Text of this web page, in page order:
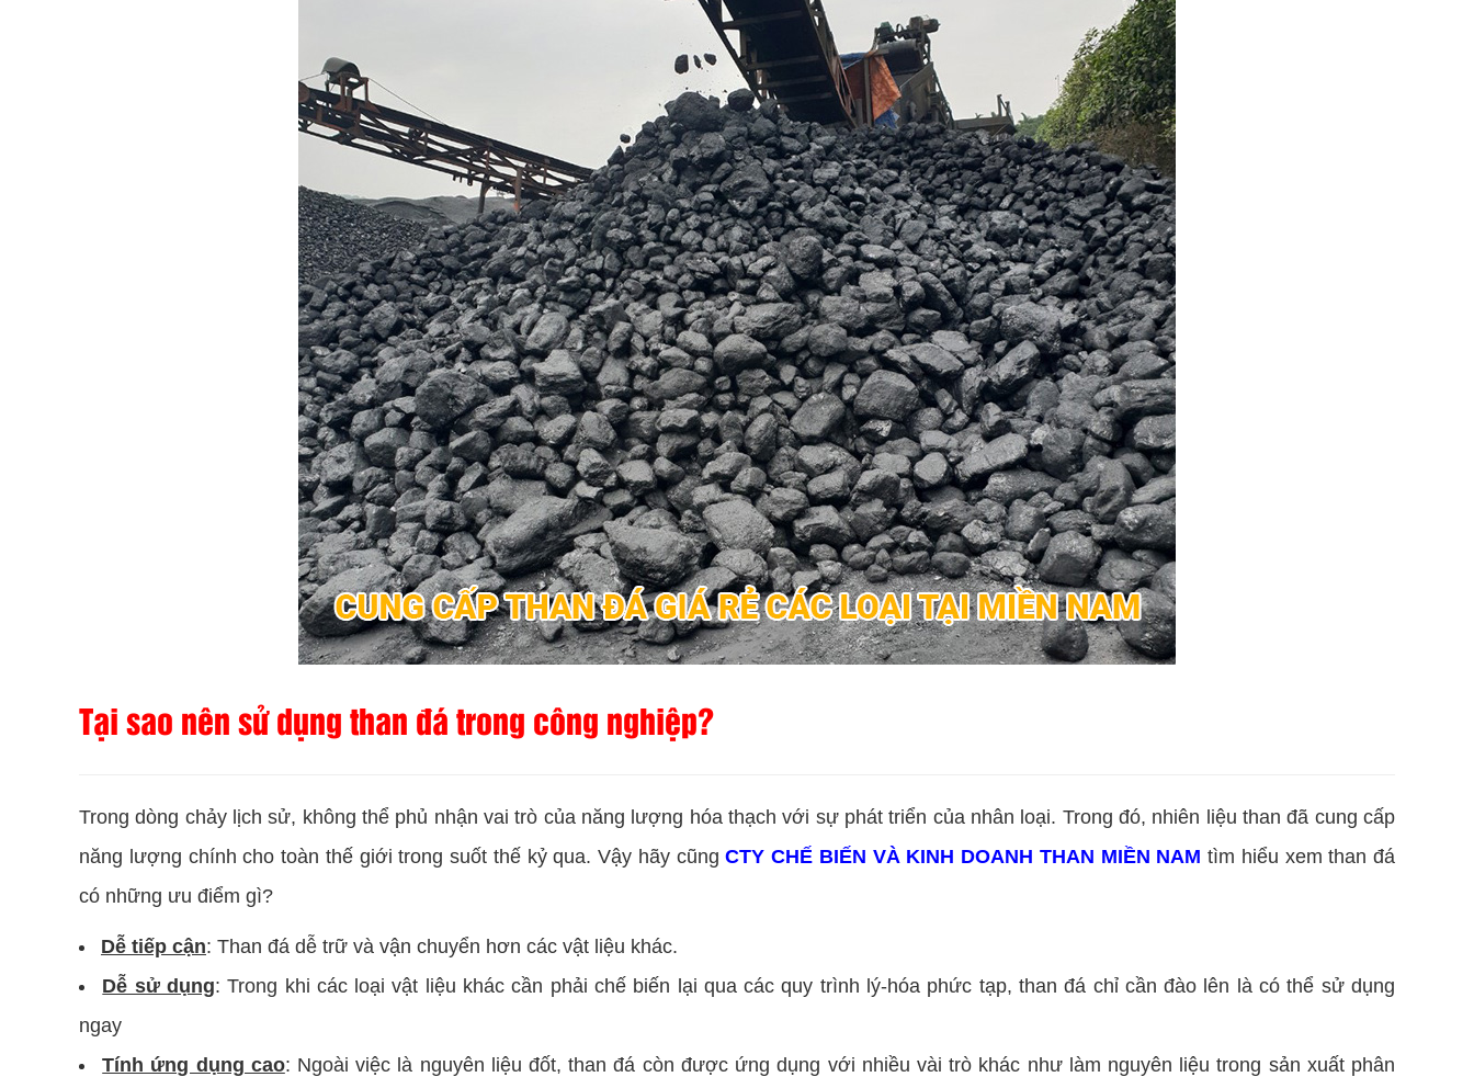
Tại sao nên sử dụng than đá trong công nghiệp?
Trong dòng chảy lịch sử, không thể phủ nhận vai trò của năng lượng hóa thạch với sự phát triển của nhân loại. Trong đó, nhiên liệu than đã cung cấp
năng lượng chính cho toàn thế giới trong suốt thế kỷ qua. Vậy hãy cũngCTY CHẾ BIẾN VÀ KINH DOANH THAN MIỀN NAM tìm hiểu xem than đá
có những ưu điểm gì?
Dễ tiếp cận: Than đá dễ trữ và vận chuyển hơn các vật liệu khác.
Dễ sử dụng: Trong khi các loại vật liệu khác cần phải chế biến lại qua các quy trình lý-hóa phức tạp, than đá chỉ cần đào lên là có thể sử dụng
ngay
Tính ứng dụng cao: Ngoài việc là nguyên liệu đốt, than đá còn được ứng dụng với nhiều vài trò khác như làm nguyên liệu trong sản xuất phân